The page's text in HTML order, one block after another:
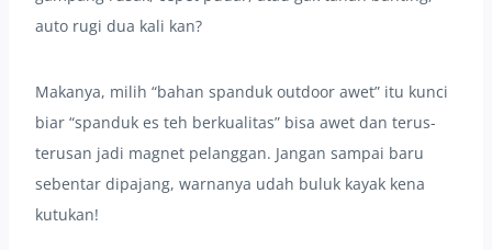
auto rugi dua kali kan?
Makanya, milih “bahan spanduk outdoor awet” itu kunci
biar “spanduk es teh berkualitas” bisa awet dan terus-
terusan jadi magnet pelanggan. Jangan sampai baru
sebentar dipajang, warnanya udah buluk kayak kena
kutukan!